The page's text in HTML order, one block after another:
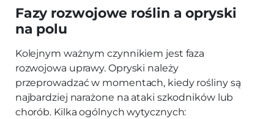
Fazy rozwojowe roślin a opryski
na polu
Kolejnym ważnym czynnikiem jest faza
rozwojowa uprawy. Opryski należy
przeprowadzać w momentach, kiedy rośliny są
najbardziej narażone na ataki szkodników lub
chorób. Kilka ogólnych wytycznych: